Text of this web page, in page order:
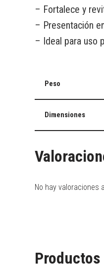
– Fortalece y
– Presentación
– Ideal para uso
Peso
Dimensiones
No hay valoraciones